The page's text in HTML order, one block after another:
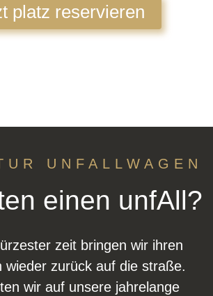
platz reservieren
UNFALLWAGEN
einen unfAll?
zeit bringen wir ihren
wieder zurück auf die straße.
wir auf unsere jahrelange